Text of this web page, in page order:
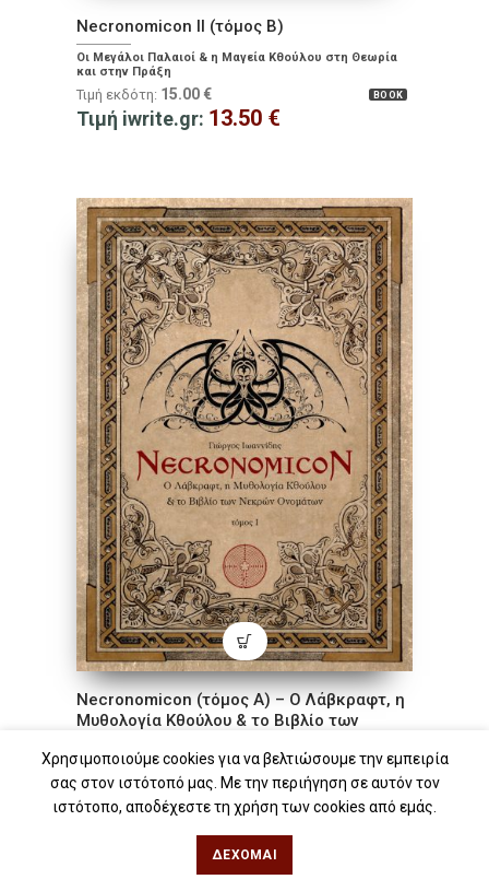
Necronomicon II (τόμος Β)
Οι Μεγάλοι Παλαιοί & η Μαγεία Κθούλου στη Θεωρία
και στην Πράξη
BOOK
Τιμή εκδότη: 15.00 €
Τιμή iwrite.gr: 13.50 €
Necronomicon (τόμος Α) – Ο Λάβκραφτ, η
Μυθολογία Κθούλου & το Βιβλίο των
BOOK
Τιμή εκδότη:15.00€
Τιμή iwrite.gr:13.50€
Χρησιμοποιούμε cookies για να βελτιώσουμε την εμπειρία
σας στον ιστότοπό μας. Με την περιήγηση σε αυτόν τον
ιστότοπο, αποδέχεστε τη χρήση των cookies από εμάς.
ΔΈΧΟΜΑΙ